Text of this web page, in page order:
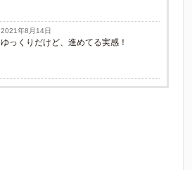
2021年8月14日
ゆっくりだけど、進めてる実感！